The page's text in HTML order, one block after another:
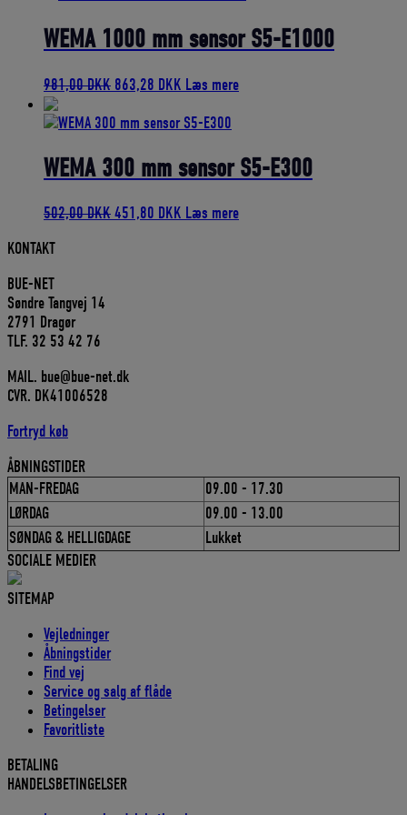
777,00 DKK.699,30 DKK.
WEMA 1000 mm sensor S5-E1000
981,00DKK Den
pris
981,00 DKK.
863,28 DKK Den
pris
863,28 DKK.
Læs mere
WEMA 300 mm sensor S5-E300
502,00DKKDen
451,80 DKK Den
Læs mere
KONTAKT
BUE-NET
Søndre Tangvej 14
2791 Dragør
TLF. 32 53 42 76
MAIL. bue@bue-net.dk
CVR. DK41006528
Fortryd køb
ÅBNINGSTIDER
MAN-FREDAG
09.00 - 17.30
LØRDAG
09.00 - 13.00
SØNDAG & HELLIGDAGE
Lukket
SOCIALE MEDIER
SITEMAP
Vejledninger
Åbningstider
Find vej
Service og salg af flåde
Betingelser
Favoritliste
BETALING
HANDELSBETINGELSER